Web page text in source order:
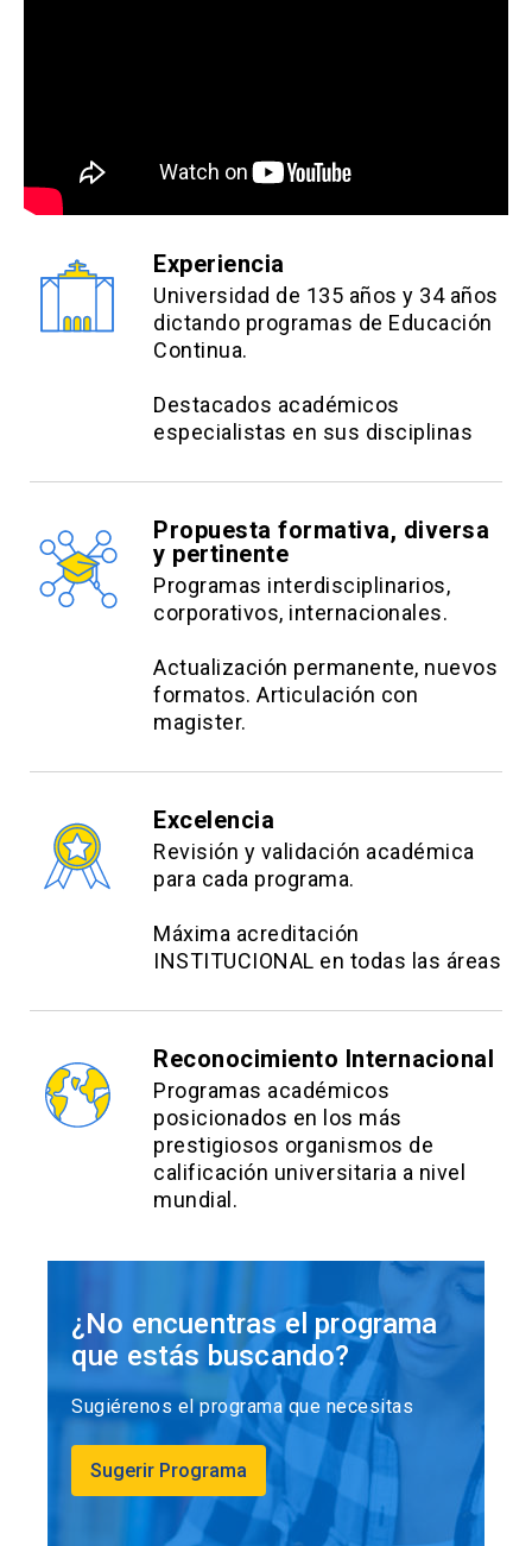
info
Los descuentos NO son
no se realizará devolución de
dinero.
Experiencia
Universidad de 135 años y 34 años
dictando programas de Educación
Continua.
Destacados académicos
especialistas en sus disciplinas
Propuesta formativa, diversa
y pertinente
Programas interdisciplinarios,
corporativos, internacionales.
Actualización permanente, nuevos
formatos. Articulación con
magister.
Excelencia
Revisión y validación académica
para cada programa.
Máxima acreditación
INSTITUCIONAL en todas las áreas
Reconocimiento Internacional
Programas académicos
posicionados en los más
prestigiosos organismos de
calificación universitaria a nivel
mundial.
¿No encuentras el programa
que estás buscando?
Sugiérenos el programa que necesitas
Sugerir Programa